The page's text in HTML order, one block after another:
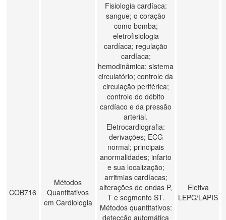
COB716
Métodos
Quantitativos
em Cardiologia
Fisiologia cardíaca:
sangue; o coração
como bomba;
eletrofisiologia
cardíaca; regulação
cardíaca;
hemodinâmica; sistema
circulatório; controle da
circulação periférica;
controle do débito
cardíaco e da pressão
arterial.
Eletrocardiografia:
derivações; ECG
normal; principais
anormalidades; infarto
e sua localização;
arritmias cardíacas;
alterações de ondas P,
T e segmento ST.
Métodos quantitativos:
detecção automática
Eletiva
LEPC/LAPIS